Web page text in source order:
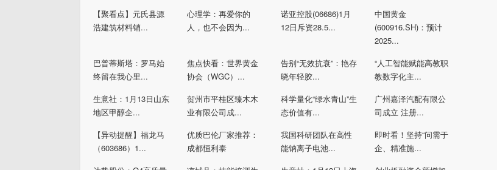
【聚看点】元氏县源
浩建筑材料销...
心理学：再爱你的
人，也不会因为...
诺亚控股(06686)1月
12日斥资28.5...
中国黄金
(600916.SH)：预计
2025...
巴普蒂斯塔：罗马始
终留在我心里...
焦点快看：世界黄金
协会（WGC）...
告别“无效抗衰”：艳存
晓年轻胶...
“人工智能赋能高教职
教数字化主...
生意社：1月13日山东
地区甲醇企...
贺州市平桂区臻木木
业有限公司成...
科学量化“绿水青山”生
态价值有...
广州嘉泽汽配有限公
司成立 注册...
【异动提醒】福龙马
（603686）1...
优质巴伦厂家推荐：
成都恒利泰
我国科研团队在高性
能钠离子电池...
即时看！坚持“问需于
企、精准施...